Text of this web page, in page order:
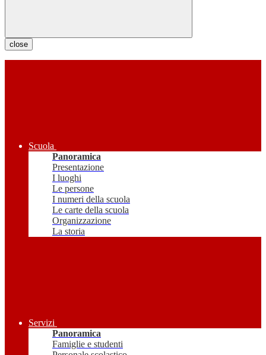
close
Scuola
Panoramica
Presentazione
I luoghi
Le persone
I numeri della scuola
Le carte della scuola
Organizzazione
La storia
Servizi
Panoramica
Famiglie e studenti